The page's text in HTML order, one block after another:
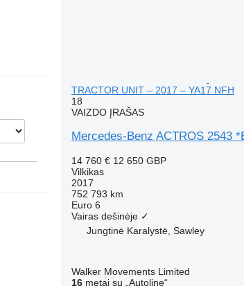
TRACTOR UNIT – 2017 – YA17 NFH
18
VAIZDO ĮRAŠAS
Mercedes-Benz ACTROS 2543
14 760 € 12 650 GBP
Vilkikas
2017
752 793 km
Euro 6
Vairas dešinėje ✓
Jungtinė Karalystė, Sawley
Walker Movements Limited
16metai su „Autoline“